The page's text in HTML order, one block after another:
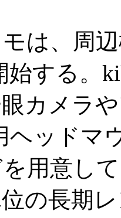
は、周
始する。
カメラ
ヘッドマ
用意し
の長期